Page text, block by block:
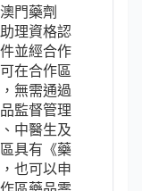
門藥劑
理資格認
並經合作
在合作區
無需通過
監督管理
中醫生及
具有《藥
也可以申